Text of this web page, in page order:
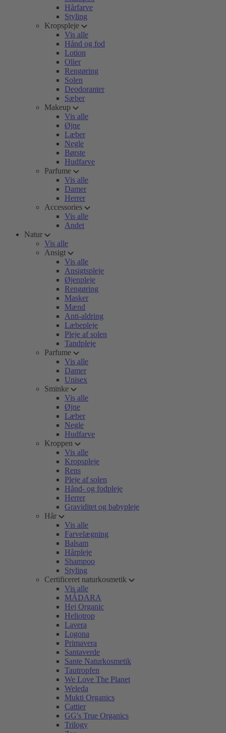
Hårfarve
Styling
Kropspleje
Vis alle
Hånd og fod
Lotion
Olier
Rengøring
Solen
Deodoranter
Sæber
Makeup
Vis alle
Øjne
Læber
Negle
Børste
Hudfarve
Parfume
Vis alle
Damer
Herrer
Accessories
Vis alle
Andet
Natur
Vis alle
Ansigt
Vis alle
Ansigtspleje
Øjenpleje
Rengøring
Masker
Mænd
Anti-aldring
Læbepleje
Pleje af solen
Tandpleje
Parfume
Vis alle
Damer
Unisex
Sminke
Vis alle
Øjne
Læber
Negle
Hudfarve
Kroppen
Vis alle
Kropspleje
Rens
Pleje af solen
Hånd- og fodpleje
Herrer
Graviditet og babypleje
Hår
Vis alle
Farvelægning
Balsam
Hårpleje
Shampoo
Styling
Certificeret naturkosmetik
Vis alle
MÁDARA
Hej Organic
Heliotrop
Lavera
Logona
Primavera
Santaverde
Sante Naturkosmetik
Tautropfen
We Love The Planet
Weleda
Mukti Organics
Cattier
GG's True Organics
Trilogy